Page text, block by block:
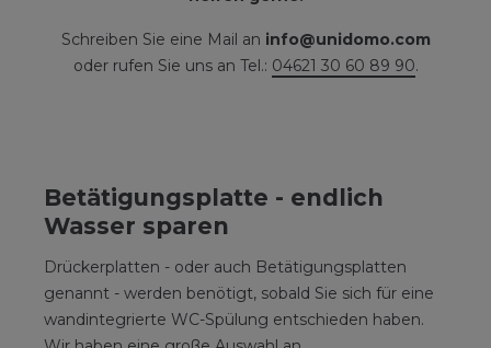
Schreiben Sie eine Mail an info@unidomo.com
oder rufen Sie uns an Tel.: 04621 30 60 89 90.
Betätigungsplatte - endlich
Wasser sparen
Drückerplatten - oder auch Betätigungsplatten
genannt - werden benötigt, sobald Sie sich für eine
wandintegrierte WC-Spülung entschieden haben.